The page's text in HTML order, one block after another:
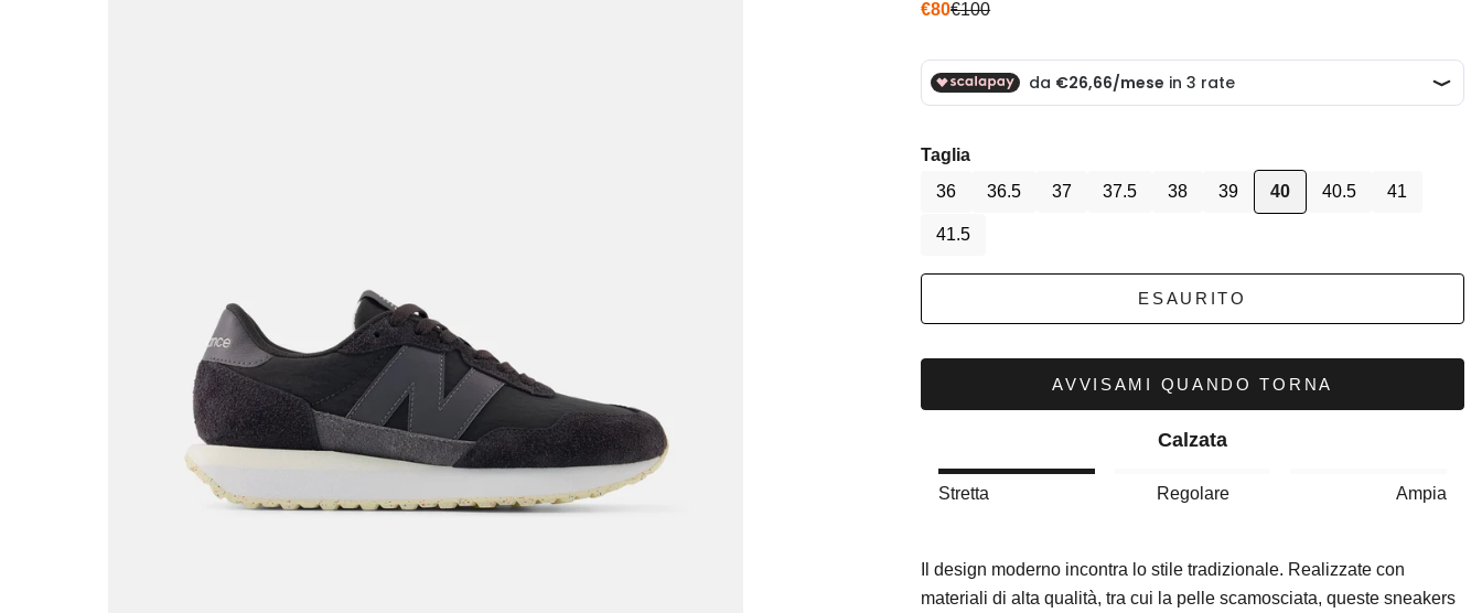
Prezzo scontato
€80Prezzo
€100
Taglia
36
36.5 37 37.5 38 39 40 40.5 41
41.5
ESAURITO
AVVISAMI QUANDO TORNA
Calzata
Stretta Regolare Ampia
Il design moderno incontra lo stile tradizionale. Realizzate con
materiali di alta qualità, tra cui la pelle scamosciata, queste sneakers